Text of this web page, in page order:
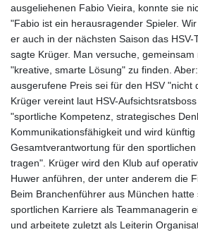
ausgeliehenen Fabio Vieira, konnte sie
"Fabio ist ein herausragender Spieler.
er auch in der nächsten Saison das HSV-
sagte Krüger. Man versuche, gemeinsam
"kreative, smarte Lösung" zu finden.
ausgerufene Preis sei für den HSV "nicht
Krüger vereint laut HSV-
"sportliche Kompetenz, strategisches
Kommunikationsfähigkeit und wird künftig
Gesamtverantwortung für den
tragen". Krüger wird den Klub auf
Huwer anführen, der unter anderem die
Beim Branchenführer aus München
sportlichen Karriere als Teammanagerin
und arbeitete zuletzt als Leiterin